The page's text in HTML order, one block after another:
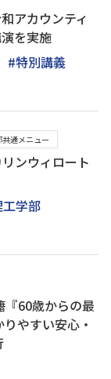
アカウンティ
を実施
#特別講義
通メニュー
ンウィロート
学部
『60歳からの最
やすい安心・